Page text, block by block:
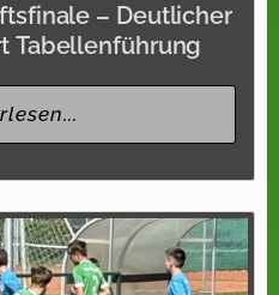
– Deutlicher
Tabellenführung